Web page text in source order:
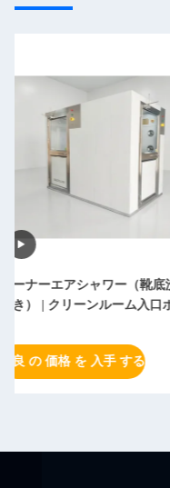
スマート スライドドア
顔認識とステンレス鋼構
最良 の 価格 を 入手 する